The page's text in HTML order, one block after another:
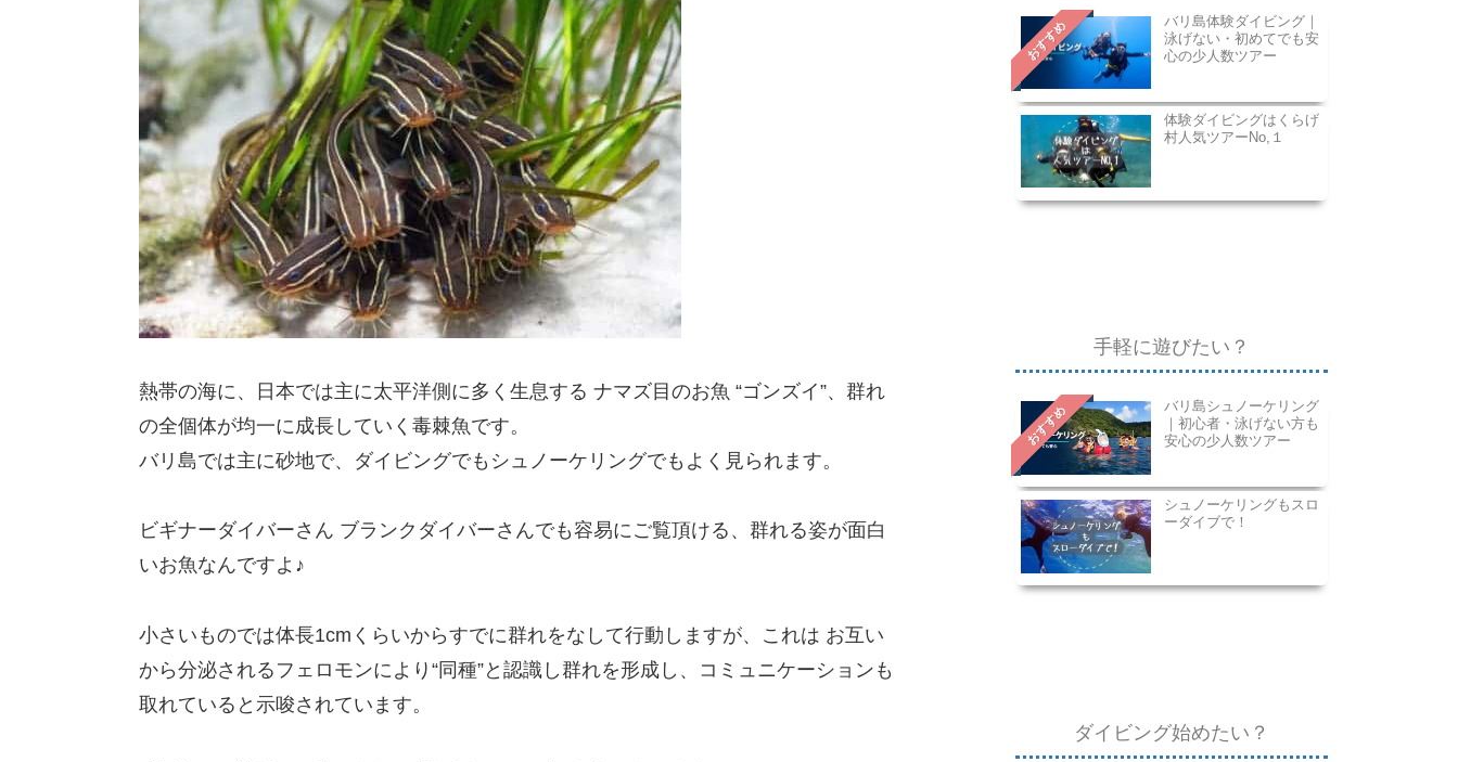
熱帯の海に、日本では主に太平洋側に多く生息する ナマズ目のお魚 “ゴンズイ”、群れ
の全個体が均一に成長していく毒棘魚です。
バリ島では主に砂地で、ダイビングでもシュノーケリングでもよく見られます。
ビギナーダイバーさん ブランクダイバーさんでも容易にご覧頂ける、群れる姿が面白
いお魚なんですよ♪
小さいものでは体長1cmくらいからすでに群れをなして行動しますが、これは お互い
から分泌されるフェロモンにより“同種”と認識し群れを形成し、コミュニケーションも
取れていると示唆されています。
おすすめ
バリ島体験ダイビング｜
泳げない・初めてでも安
心の少人数ツアー
体験ダイビングはくらげ
村人気ツアーNo,１
手軽に遊びたい？
おすすめ
バリ島シュノーケリング
｜初心者・泳げない方も
安心の少人数ツアー
シュノーケリングもスロ
ーダイブで！
ダイビング始めたい？